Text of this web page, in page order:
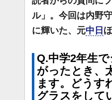
ル」。今回は内野
に輝いた、元中日
Q.中学2年生
がったとき、
ます。どうす
グラスをして